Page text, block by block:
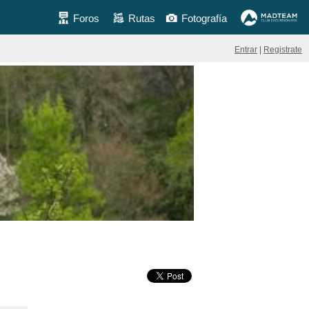
Foros Rutas Fotografía
Entrar Registrate